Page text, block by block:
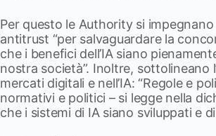
Per questo le Authority si
antitrust “per salvaguardare la
che i benefici dell’IA siano
nostra società”. Inoltre,
mercati digitali e nell’IA: “Regole e
normativi e politici – si legge nella
che i sistemi di IA siano sviluppati e